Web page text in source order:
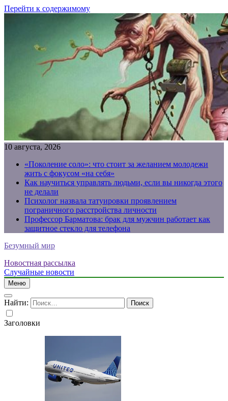
Перейти к содержимому
10 августа, 2026
«Поколение соло»: что стоит за желанием молодежи
жить с фокусом «на себя»
Как научиться управлять людьми, если вы никогда этого
не делали
Психолог назвала татуировки проявлением
пограничного расстройства личности
Профессор Барматова: брак для мужчин работает как
защитное стекло для телефона
Безумный мир
Новостная рассылка
Случайные новости
Меню
Найти:
Заголовки